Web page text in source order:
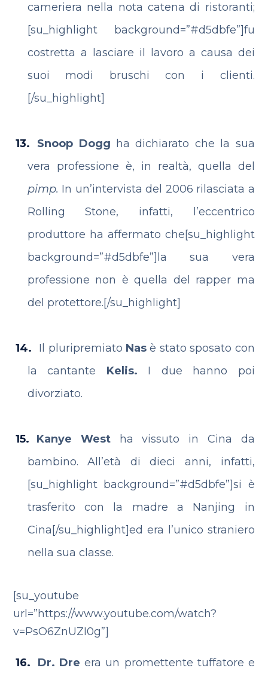
cameriera nella nota catena di ristoranti;
[su_highlight background=”#d5dbfe”]fu
costretta a lasciare il lavoro a causa dei
suoi modi bruschi con i clienti.
[/su_highlight]
Snoop Dogg ha dichiarato che la sua
vera professione è, in realtà, quella del
pimp. In un’intervista del 2006 rilasciata a
Rolling Stone, infatti, l’eccentrico
produttore ha affermato che[su_highlight
background=”#d5dbfe”]la sua vera
professione non è quella del rapper ma
del protettore.[/su_highlight]
Il pluripremiato Nas è stato sposato con
la cantante Kelis. I due hanno poi
divorziato.
Kanye West ha vissuto in Cina da
bambino. All’età di dieci anni, infatti,
[su_highlight background=”#d5dbfe”]si è
trasferito con la madre a Nanjing in
Cina[/su_highlight]ed era l’unico straniero
nella sua classe.
[su_youtube
url=”https://www.youtube.com/watch?
v=PsO6ZnUZI0g”]
Dr. Dre era un promettente tuffatore e